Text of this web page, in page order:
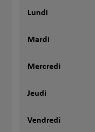
Lundi
Mardi
Mercredi
Jeudi
Vendredi